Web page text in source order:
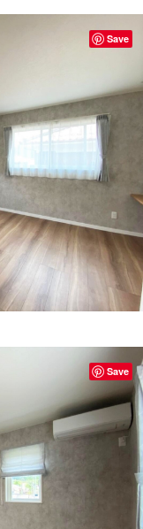
Save
Save